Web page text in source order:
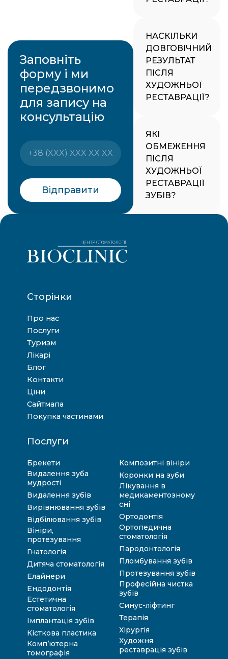
Заповніть
форму і ми
передзвонимо
для запису на
консультацію
Відправити
НАСКІЛЬКИ
ДОВГОВІЧНИЙ
РЕЗУЛЬТАТ
ПІСЛЯ
ХУДОЖНЬОЇ
РЕСТАВРАЦІЇ?
ЯКІ
ОБМЕЖЕННЯ
ПІСЛЯ
ХУДОЖНЬОЇ
РЕСТАВРАЦІЇ
ЗУБІВ?
Сторінки
Про нас
Послуги
Туризм
Лікарі
Блог
Контакти
Ціни
Сайтмапа
Покупка частинами
Послуги
Брекети
Видалення зуба
мудрості
Видалення зубів
Вирівнювання зубів
Відбілювання зубів
Вініри,
протезування
Гнатологія
Дитяча стоматологія
Елайнери
Ендодонтія
Естетична
стоматологія
Імплантація зубів
Кісткова пластика
Комп’ютерна
томографія
Композитні вініри
Коронки на зуби
Лікування в
медикаментозному
сні
Ортодонтія
Ортопедична
стоматологія
Пародонтологія
Пломбування зубів
Протезування зубів
Професійна чистка
зубів
Синус-ліфтинг
Терапія
Хірургія
Художня
реставрація зубів